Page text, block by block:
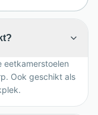
eetkamerstoelen
Ook geschikt als